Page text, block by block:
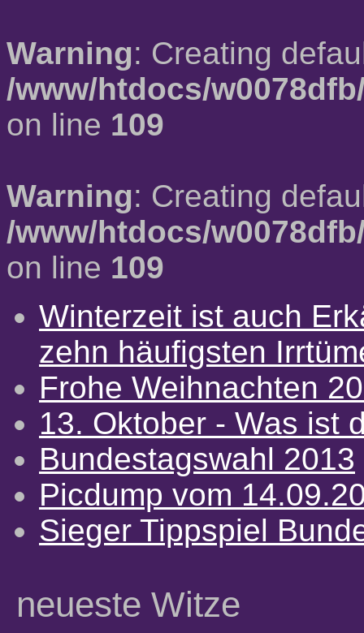
Warning: Creating
/www/htdocs/
on line 109
Warning: Creating
/www/htdocs/
on line 109
Winterzeit ist auch
zehn häufigsten
Frohe Weihnachten
13. Oktober - Was ist
Bundestagswahl 2013
Picdump vom
Sieger Tippspiel
neueste Witze